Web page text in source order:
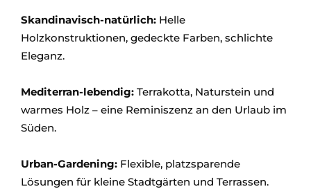
Skandinavisch-natürlich: Helle
Holzkonstruktionen, gedeckte Farben, schlichte
Eleganz.
Mediterran-lebendig: Terrakotta, Naturstein und
warmes Holz – eine Reminiszenz an den Urlaub im
Süden.
Urban-Gardening: Flexible, platzsparende
Lösungen für kleine Stadtgärten und Terrassen.